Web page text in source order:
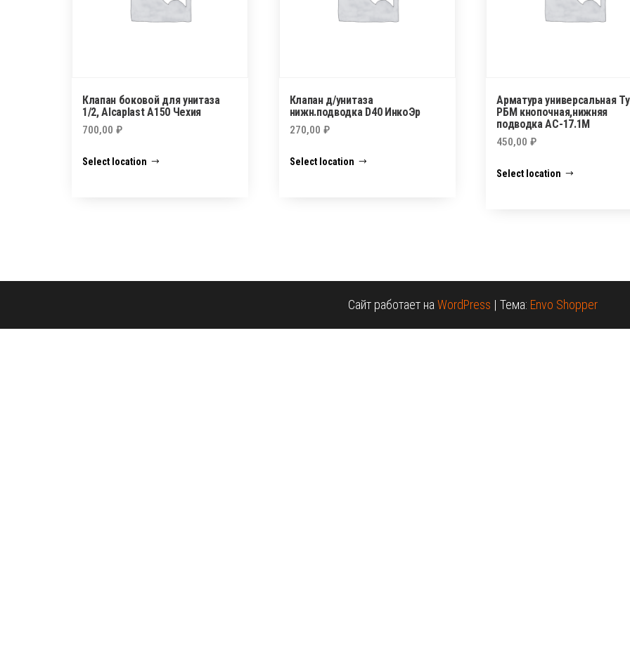
Клапан боковой для унитаза
1/2, Alcaplast A150 Чехия
700,00 ₽
Select location
Клапан д/унитаза
нижн.подводка D40 ИнкоЭр
270,00 ₽
Select location
Арматура универсальная
РБМ кнопочная,нижняя
подводка АС-17.1М
450,00₽
Select location
Сайт работает на WordPress | Тема: Envo Shopper